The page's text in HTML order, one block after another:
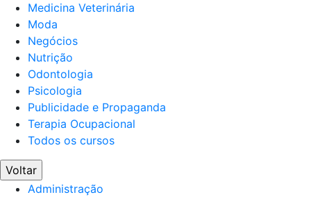
Medicina Veterinária
Moda
Negócios
Nutrição
Odontologia
Psicologia
Publicidade e Propaganda
Terapia Ocupacional
Todos os cursos
Voltar
Administração